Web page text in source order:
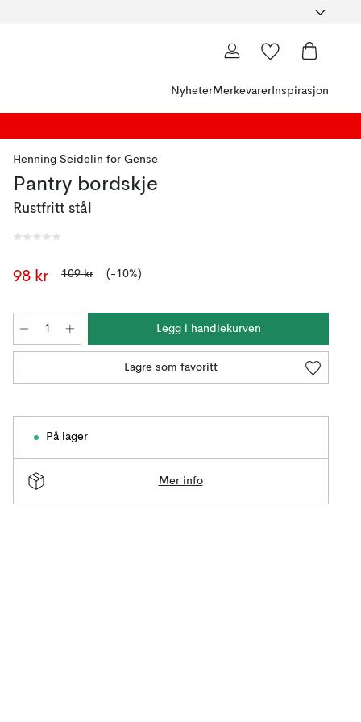
NyheterMerkevarer Inspirasjon
Henning Seidelin for Gense
Pantry bordskje
Rustfritt stål
98 kr 109 kr (-10%)
Legg i handlekurven
Lagre som favoritt
På lager
Mer info